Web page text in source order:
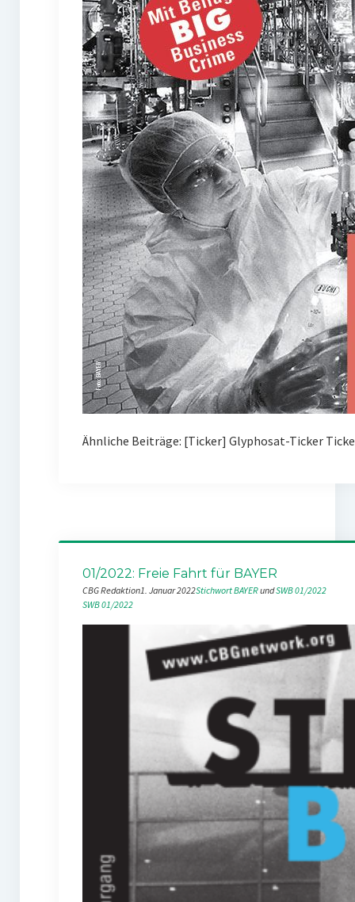
Ähnliche Beiträge: [Ticker] Glyphosat-Ticker
01/2022: Freie Fahrt für BAYER
CBG Redaktion1. Januar 2022Stichwort BAYER und SWB 01/2022
SWB 01/2022